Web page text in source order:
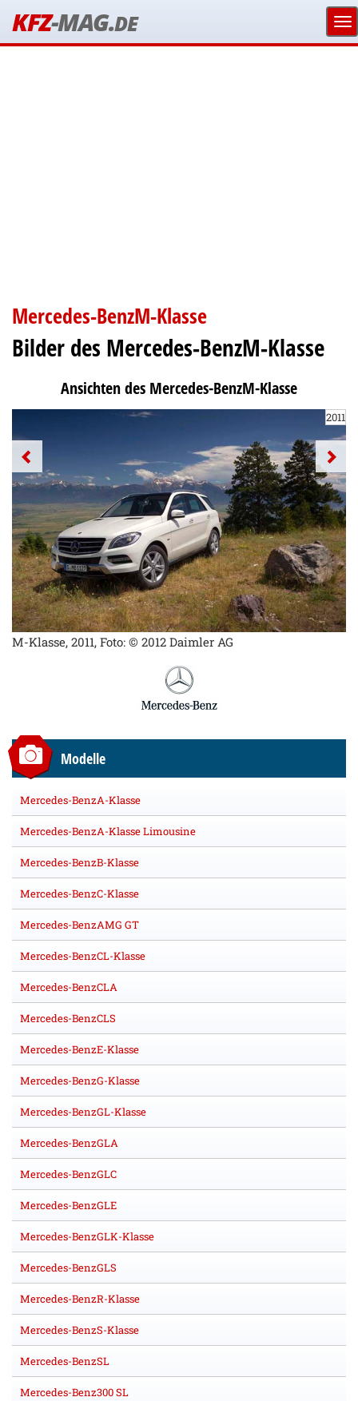
KFZ-MAG.DE
Mercedes-BenzM-Klasse
Bilder des Mercedes-BenzM-Klasse
Ansichten des Mercedes-BenzM-Klasse
2011
M-Klasse, 2011, Foto: © 2012 Daimler AG
Modelle
Mercedes-BenzA-Klasse
Mercedes-BenzA-Klasse Limousine
Mercedes-BenzB-Klasse
Mercedes-BenzC-Klasse
Mercedes-BenzAMG GT
Mercedes-BenzCL-Klasse
Mercedes-BenzCLA
Mercedes-BenzCLS
Mercedes-BenzE-Klasse
Mercedes-BenzG-Klasse
Mercedes-BenzGL-Klasse
Mercedes-BenzGLA
Mercedes-BenzGLC
Mercedes-BenzGLE
Mercedes-BenzGLK-Klasse
Mercedes-BenzGLS
Mercedes-BenzR-Klasse
Mercedes-BenzS-Klasse
Mercedes-BenzSL
Mercedes-Benz300 SL